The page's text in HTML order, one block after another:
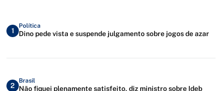
1
Política
Dino pede vista e suspende julgamento sobre jogos de azar
2
Brasil
Não fiquei plenamente satisfeito, diz ministro sobre Ideb